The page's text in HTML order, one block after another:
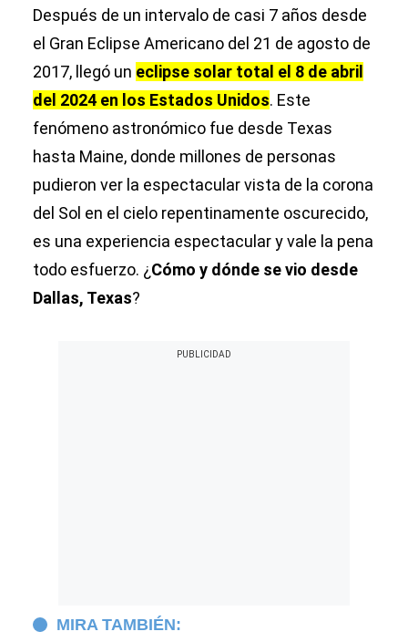
Después de un intervalo de casi 7 años desde
el Gran Eclipse Americano del 21 de agosto de
2017, llegó un eclipse solar total el 8 de abril
del 2024 en los Estados Unidos. Este
fenómeno astronómico fue desde Texas
hasta Maine, donde millones de personas
pudieron ver la espectacular vista de la corona
del Sol en el cielo repentinamente oscurecido,
es una experiencia espectacular y vale la pena
todo esfuerzo. ¿Cómo y dónde se vio desde
Dallas, Texas?
MIRA TAMBIÉN: